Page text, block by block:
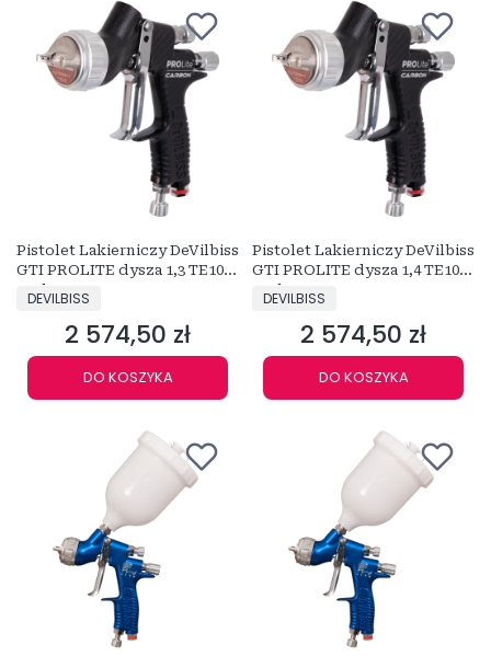
Pistolet Lakierniczy DeVilbiss
GTI PROLITE dysza 1,3 TE10
Carbon
PRODUCENT
DEVILBISS
Cena
2 574,50 zł
DO KOSZYKA
Pistolet Lakierniczy DeVilbiss
GTI PROLITE dysza 1,4 TE10
Carbon
PRODUCENT
DEVILBISS
Cena
2 574,50 zł
DO KOSZYKA